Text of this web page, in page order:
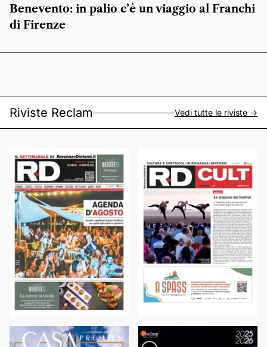
Benevento: in palio c’è un viaggio al Franchi
di Firenze
Riviste Reclam Vedi tutte le riviste ->